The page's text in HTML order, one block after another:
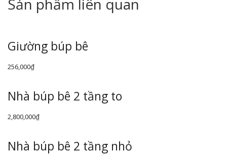
Sản phẩm liên quan
Giường búp bê
256,000₫
Nhà búp bê 2 tầng to
2,800,000₫
Nhà búp bê 2 tầng nhỏ